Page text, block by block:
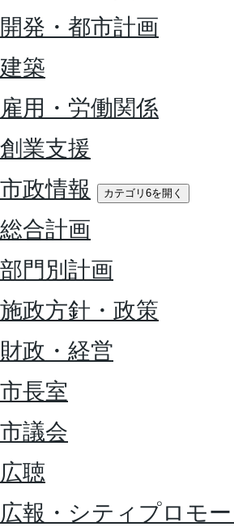
開発・都市計画
建築
雇用・労働関係
創業支援
市政情報
カテゴリ6を開く
総合計画
部門別計画
施政方針・政策
財政・経営
市長室
市議会
広聴
広報・シティプロモ